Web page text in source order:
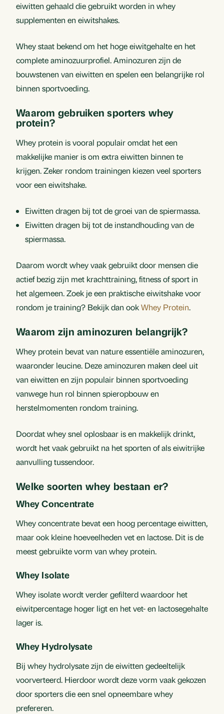
eiwitten gehaald die gebruikt worden in whey
supplementen en eiwitshakes.
Whey staat bekend om het hoge eiwitgehalte en het
complete aminozuurprofiel. Aminozuren zijn de
bouwstenen van eiwitten en spelen een belangrijke rol
binnen sportvoeding.
Waarom gebruiken sporters whey
protein?
Whey protein is vooral populair omdat het een
makkelijke manier is om extra eiwitten binnen te
krijgen. Zeker rondom trainingen kiezen veel sporters
voor een eiwitshake.
Eiwitten dragen bij tot de groei van de spiermassa.
Eiwitten dragen bij tot de instandhouding van de
spiermassa.
Daarom wordt whey vaak gebruikt door mensen die
actief bezig zijn met krachttraining, fitness of sport in
het algemeen. Zoek je een praktische eiwitshake voor
rondom je training? Bekijk dan ookWhey Protein.
Waarom zijn aminozuren belangrijk?
Whey protein bevat van nature essentiële aminozuren,
waaronder leucine. Deze aminozuren maken deel uit
van eiwitten en zijn populair binnen sportvoeding
vanwege hun rol binnen spieropbouw en
herstelmomenten rondom training.
Doordat whey snel oplosbaar is en makkelijk drinkt,
wordt het vaak gebruikt na het sporten of als eiwitrijke
aanvulling tussendoor.
Welke soorten whey bestaan er?
Whey Concentrate
Whey concentrate bevat een hoog percentage eiwitten,
maar ook kleine hoeveelheden vet en lactose. Dit is de
meest gebruikte vorm van whey protein.
Whey Isolate
Whey isolate wordt verder gefilterd waardoor het
eiwitpercentage hoger ligt en het vet- en lactosegehalte
lager is.
Whey Hydrolysate
Bij whey hydrolysate zijn de eiwitten gedeeltelijk
voorverteerd. Hierdoor wordt deze vorm vaak gekozen
door sporters die een snel opneembare whey
prefereren.